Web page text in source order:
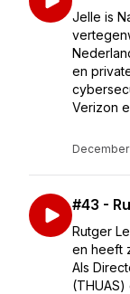
Jelle is
en
Verizon
December
#43 -
Rutger
en heeft
Als